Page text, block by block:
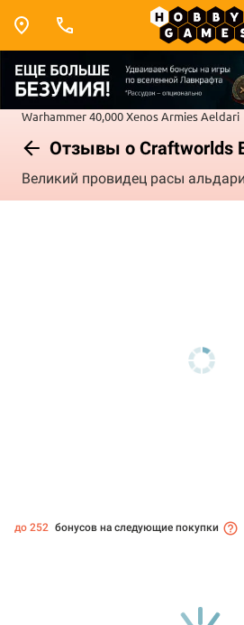
Warhammer 40,000Xenos ArmiesAeldari
Отзывы о Craftworlds
Великий провидец расы альдари
до 252 бонусов на следующие покупки